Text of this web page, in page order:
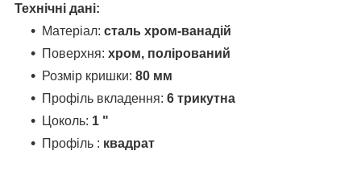
Технічні дані:
Матеріал: сталь хром-ванадій
Поверхня: хром, полірований
Розмір кришки: 80 мм
Профіль вкладення: 6 трикутна
Цоколь: 1 "
Профіль : квадрат